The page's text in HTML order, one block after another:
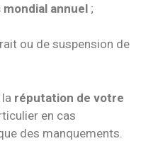
annuel ;
ou de suspension de
réputation de votre
en cas
des manquements.